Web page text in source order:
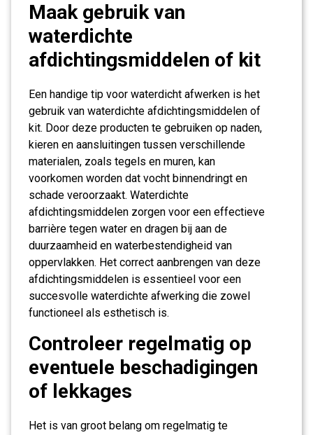
Maak gebruik van
waterdichte
afdichtingsmiddelen of kit
Een handige tip voor waterdicht afwerken is het
gebruik van waterdichte afdichtingsmiddelen of
kit. Door deze producten te gebruiken op naden,
kieren en aansluitingen tussen verschillende
materialen, zoals tegels en muren, kan
voorkomen worden dat vocht binnendringt en
schade veroorzaakt. Waterdichte
afdichtingsmiddelen zorgen voor een effectieve
barrière tegen water en dragen bij aan de
duurzaamheid en waterbestendigheid van
oppervlakken. Het correct aanbrengen van deze
afdichtingsmiddelen is essentieel voor een
succesvolle waterdichte afwerking die zowel
functioneel als esthetisch is.
Controleer regelmatig op
eventuele beschadigingen
of lekkages
Het is van groot belang om regelmatig te